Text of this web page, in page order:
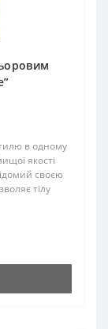
в одному
якості
своєю
тілу